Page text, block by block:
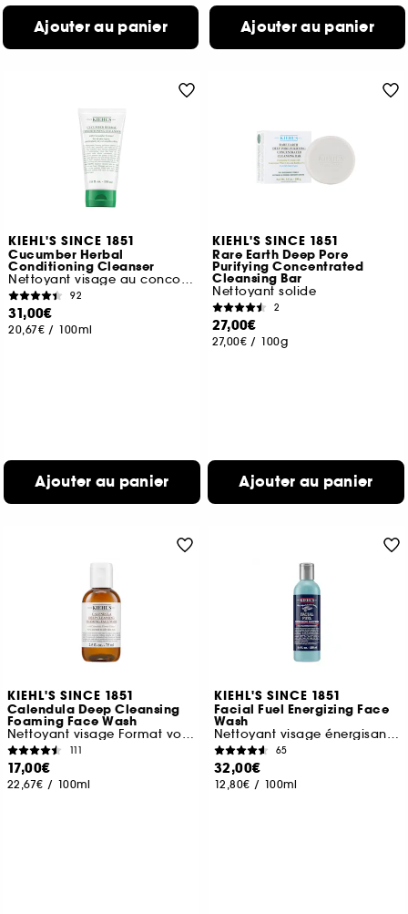
Ajouter au panier Ajouter au panier
KIEHL'S SINCE 1851
Cucumber Herbal
Conditioning Cleanser
Nettoyant visage au concombre
92
31,00€
20,67€ / 100ml
Ajouter au panier
KIEHL'S SINCE 1851
Rare Earth Deep Pore
Purifying Concentrated
Cleansing Bar
Nettoyant solide
2
27,00€
27,00€ / 100g
Ajouter au panier
KIEHL'S SINCE 1851
Calendula Deep Cleansing
Foaming Face Wash
Nettoyant visage Format voyage
111
17,00€
22,67€ / 100ml
KIEHL'S SINCE 1851
Facial Fuel Energizing Face
Wash
Nettoyant visage énergisant pour homme
65
32,00€
12,80€ / 100ml